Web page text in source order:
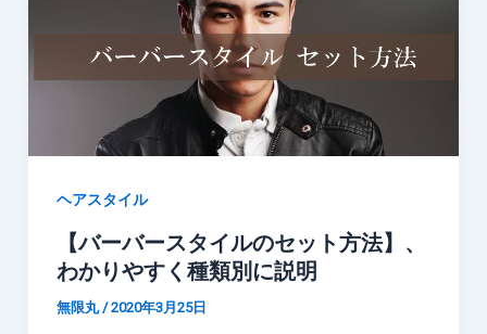
ヘアスタイル
【バーバースタイルのセット方法】、
わかりやすく種類別に説明
無限丸 /2020年3月25日